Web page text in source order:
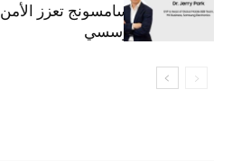
المحمولة من سامسونج تعزز الأمن
السيبراني المؤسسي